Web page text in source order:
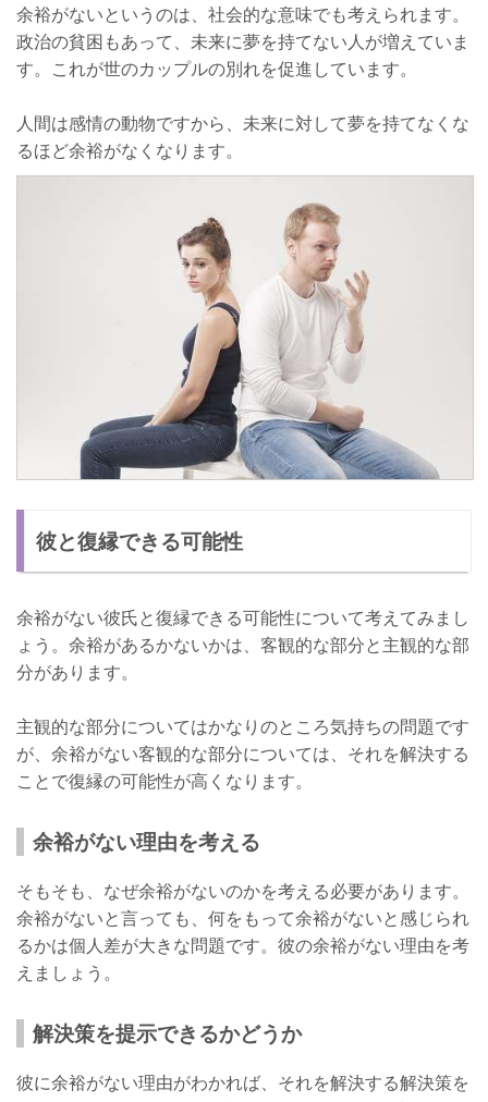
余裕がないというのは、社会的な意味でも考えられます。
政治の貧困もあって、未来に夢を持てない人が増えていま
す。これが世のカップルの別れを促進しています。
人間は感情の動物ですから、未来に対して夢を持てなくな
るほど余裕がなくなります。
彼と復縁できる可能性
余裕がない彼氏と復縁できる可能性について考えてみまし
ょう。余裕があるかないかは、客観的な部分と主観的な部
分があります。
主観的な部分についてはかなりのところ気持ちの問題です
が、余裕がない客観的な部分については、それを解決する
ことで復縁の可能性が高くなります。
余裕がない理由を考える
そもそも、なぜ余裕がないのかを考える必要があります。
余裕がないと言っても、何をもって余裕がないと感じられ
るかは個人差が大きな問題です。彼の余裕がない理由を考
えましょう。
解決策を提示できるかどうか
彼に余裕がない理由がわかれば、それを解決する解決策を